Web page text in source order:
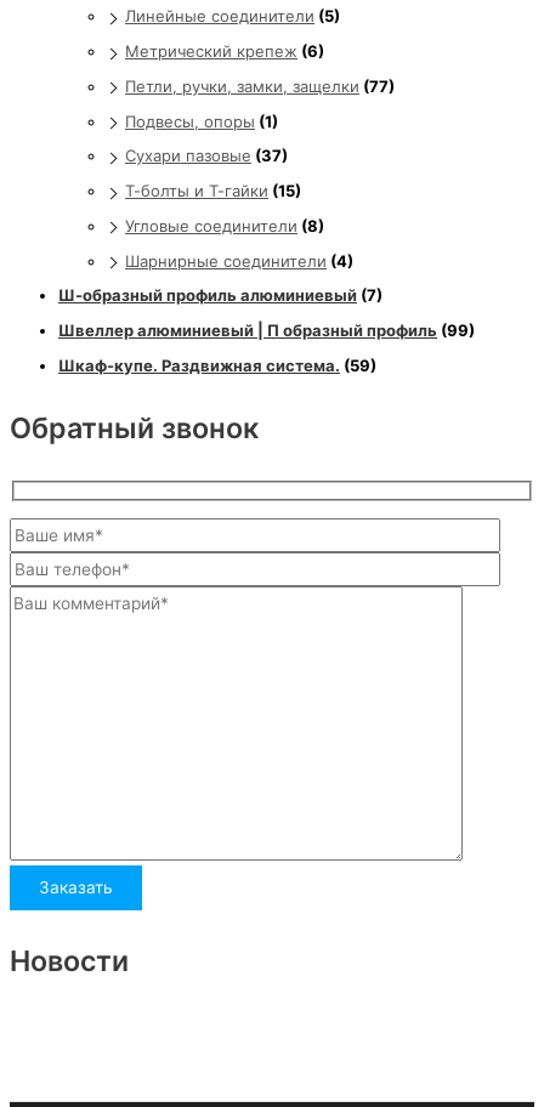
Линейные соединители (5)
Метрический крепеж (6)
Петли, ручки, замки, защелки (77)
Подвесы, опоры (1)
Сухари пазовые (37)
Т-болты и Т-гайки (15)
Угловые соединители (8)
Шарнирные соединители (4)
Ш-образный профиль алюминиевый (7)
Швеллер алюминиевый | П образный профиль (99)
Шкаф-купе. Раздвижная система. (59)
Обратный звонок
Новости